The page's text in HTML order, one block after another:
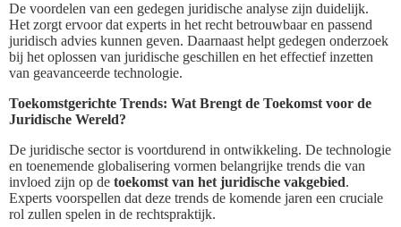
De voordelen van een gedegen juridische analyse zijn duidelijk.
Het zorgt ervoor dat experts in het recht betrouwbaar en passend
juridisch advies kunnen geven. Daarnaast helpt gedegen onderzoek
bij het oplossen van juridische geschillen en het effectief inzetten
van geavanceerde technologie.
Toekomstgerichte Trends: Wat Brengt de Toekomst voor de
Juridische Wereld?
De juridische sector is voortdurend in ontwikkeling. De technologie
en toenemende globalisering vormen belangrijke trends die van
invloed zijn op de toekomst van het juridische vakgebied.
Experts voorspellen dat deze trends de komende jaren een cruciale
rol zullen spelen in de rechtspraktijk.